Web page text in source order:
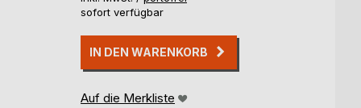
sofort verfügbar
IN DEN WARENKORB
Auf die Merkliste